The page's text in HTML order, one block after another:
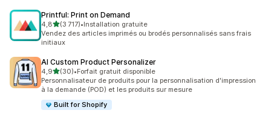
Printful: Print on Demand
4,8étoile(s) sur 5
(3 717)
3717 avis au total
•Installation gratuite
Vendez des articles imprimés ou brodés personnalisés sans frais
initiaux
AI Custom Product Personalizer
4,9étoile(s) sur 5
(30)
30 avis au total
•Forfait gratuit disponible
Personnalisateur de produits pour la personnalisation d'impression
à la demande (POD) et les produits sur mesure
Built for Shopify